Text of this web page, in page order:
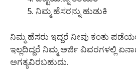
ನಿಮ್ಮ ಹೆಸರನ್ನು ಹುಡುಕಿ
ನಿಮ್ಮ ಹೆಸರು ಇದ್ದರೆ ನೀವು ಕಂತು
ಇಲ್ಲದಿದ್ದರೆ ನಿಮ್ಮ ಅರ್ಜಿ ವಿವರಗಳಲ್ಲಿ
ಅಗತ್ಯವಿರಬಹುದು.